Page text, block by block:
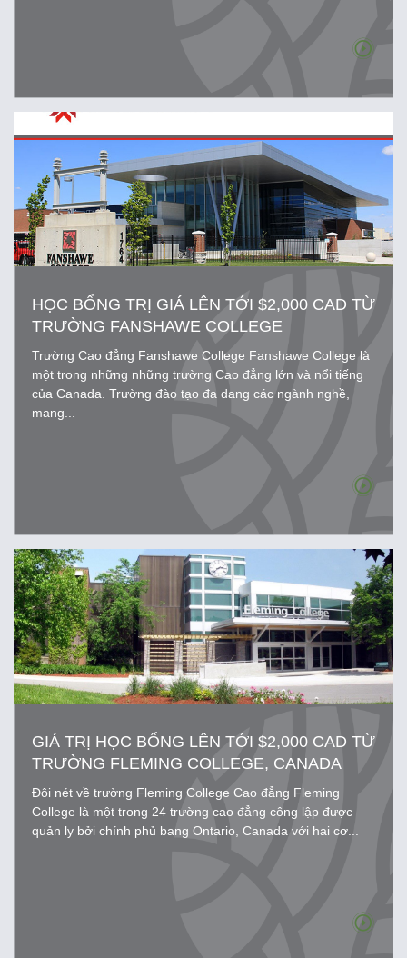
HỌC BỔNG TRỊ GIÁ LÊN TỚI $2,000 CAD TỪ
TRƯỜNG FANSHAWE COLLEGE
Trường Cao đẳng Fanshawe College Fanshawe College là
một trong những những trường Cao đẳng lớn và nổi tiếng
của Canada. Trường đào tạo đa dang các ngành nghề,
mang...
GIÁ TRỊ HỌC BỔNG LÊN TỚI $2,000 CAD TỪ
TRƯỜNG FLEMING COLLEGE, CANADA
Đôi nét về trường Fleming College Cao đẳng Fleming
College là một trong 24 trường cao đẳng công lập được
quản ly bởi chính phủ bang Ontario, Canada với hai cơ...